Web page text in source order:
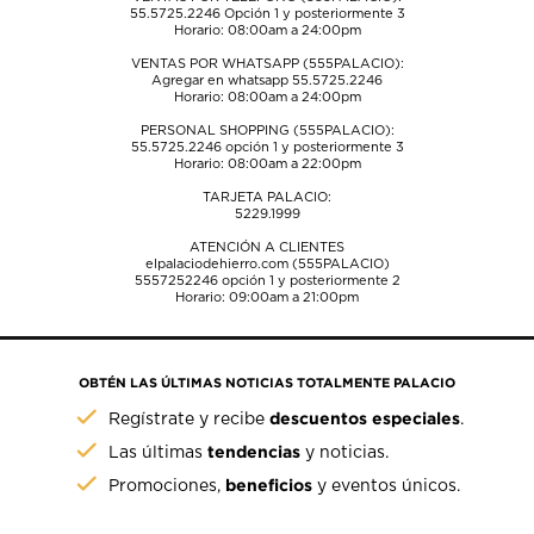
55.5725.2246Opción 1 y posteriormente 3
Horario: 08:00am a 24:00pm
VENTAS POR WHATSAPP (555PALACIO):
Agregar en whatsapp 55.5725.2246
Horario: 08:00am a 24:00pm
PERSONAL SHOPPING (555PALACIO):
55.5725.2246opción 1 y posteriormente 3
Horario: 08:00am a 22:00pm
TARJETA PALACIO:
5229.1999
ATENCIÓN A CLIENTES
elpalaciodehierro.com (555PALACIO)
5557252246opción 1 y posteriormente 2
Horario: 09:00am a 21:00pm
OBTÉN LAS ÚLTIMAS NOTICIAS TOTALMENTE PALACIO
Regístrate y recibedescuentos especiales.
Las últimastendencias y noticias.
Promociones, beneficios y eventos únicos.